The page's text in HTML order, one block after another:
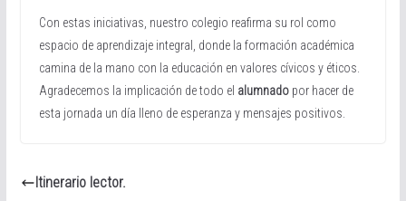
Con estas iniciativas, nuestro colegio reafirma su rol como
espacio de aprendizaje integral, donde la formación académica
camina de la mano con la educación en valores cívicos y éticos.
Agradecemos la implicación de todo el alumnadopor hacer de
esta jornada un día lleno de esperanza y mensajes positivos.
Itinerario lector.